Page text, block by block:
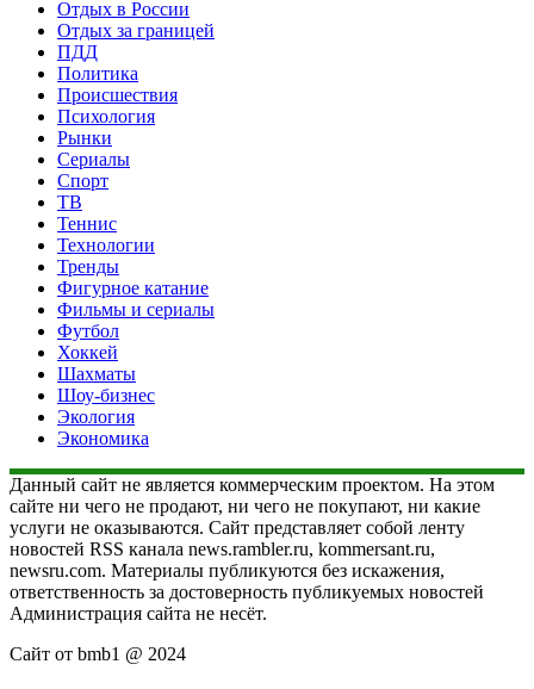
Отдых в России
Отдых за границей
ПДД
Политика
Происшествия
Психология
Рынки
Сериалы
Спорт
ТВ
Теннис
Технологии
Тренды
Фигурное катание
Фильмы и сериалы
Футбол
Хоккей
Шахматы
Шоу-бизнес
Экология
Экономика
Данный сайт не является коммерческим проектом. На этом
сайте ни чего не продают, ни чего не покупают, ни какие
услуги не оказываются. Сайт представляет собой ленту
новостей RSS канала news.rambler.ru, kommersant.ru,
newsru.com. Материалы публикуются без искажения,
ответственность за достоверность публикуемых новостей
Администрация сайта не несёт.
Сайт от bmb1 @ 2024